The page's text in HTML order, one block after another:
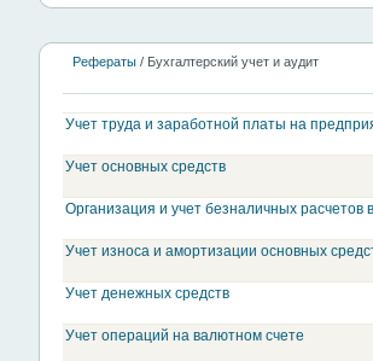
Рефераты / Бухгалтерский учет и аудит
Учет труда и заработной платы на
Учет основных средств
Организация и учет безналичных расчетов
Учет износа и амортизации основных
Учет денежных средств
Учет операций на валютном счете